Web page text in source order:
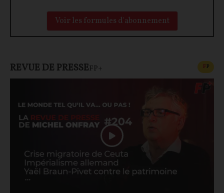
Voir les formules d'abonnement
REVUE DE PRESSEFP+ FP